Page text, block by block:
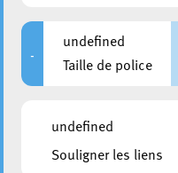
-
undefined
Taille de police
undefined
Souligner les liens